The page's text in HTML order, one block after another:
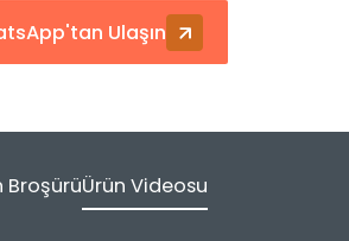
Ulaşın
BroşürüÜrün Videosu